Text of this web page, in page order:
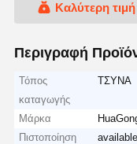
Καλύτερη τιμή
Περιγραφή
Τόπος
καταγωγής
ΤΣΥΝΑ
Μάρκα
Πιστοποίηση
available